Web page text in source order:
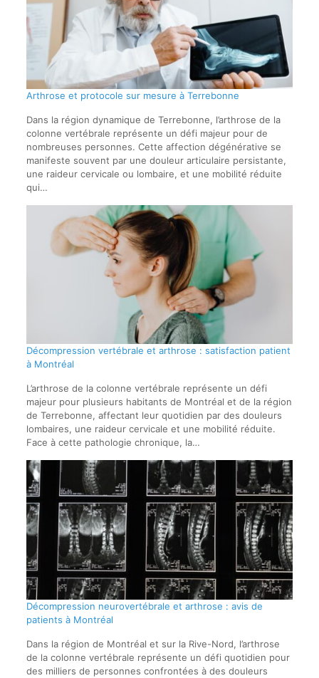
Arthrose et protocole sur mesure à Terrebonne
Dans la région dynamique de Terrebonne, l’arthrose de la
colonne vertébrale représente un défi majeur pour de
nombreuses personnes. Cette affection dégénérative se
manifeste souvent par une douleur articulaire persistante,
une raideur cervicale ou lombaire, et une mobilité réduite
qui…
Décompression vertébrale et arthrose : satisfaction patient
à Montréal
L’arthrose de la colonne vertébrale représente un défi
majeur pour plusieurs habitants de Montréal et de la région
de Terrebonne, affectant leur quotidien par des douleurs
lombaires, une raideur cervicale et une mobilité réduite.
Face à cette pathologie chronique, la…
Décompression neurovertébrale et arthrose : avis de
patients à Montréal
Dans la région de Montréal et sur la Rive-Nord, l’arthrose
de la colonne vertébrale représente un défi quotidien pour
des milliers de personnes confrontées à des douleurs